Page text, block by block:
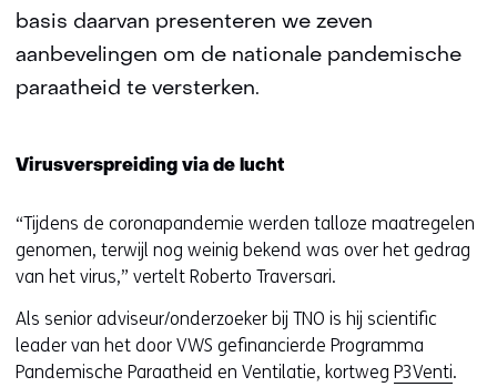
basis daarvan presenteren we zeven
aanbevelingen om de nationale pandemische
paraatheid te versterken.
Virusverspreiding via de lucht
“Tijdens de coronapandemie werden talloze maatregelen
genomen, terwijl nog weinig bekend was over het gedrag
van het virus,” vertelt Roberto Traversari.
Als senior adviseur/onderzoeker bij TNO is hij scientific
leader van het door VWS gefinancierde Programma
Pandemische Paraatheid en Ventilatie, kortweg P3Venti.